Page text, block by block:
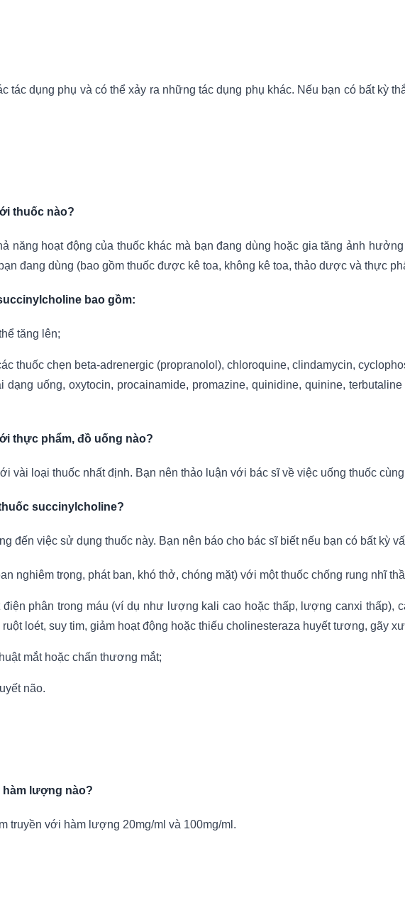
tác dụng phụ và có thể xảy ra những tác dụng phụ khác. Nếu bạn có bất kỳ
thuốc nào?
năng hoạt động của thuốc khác mà bạn đang dùng hoặc gia tăng ảnh
đang dùng (bao gồm thuốc được kê toa, không kê toa, thảo dược và thực
bao gồm:
tăng lên;
thuốc chẹn beta-adrenergic (propranolol), chloroquine, clindamycin,
dạng uống, oxytocin, procainamide, promazine, quinidine, quinine,
thực phẩm, đồ uống nào?
vài loại thuốc nhất định. Bạn nên thảo luận với bác sĩ về việc uống thuốc
succinylcholine?
đến việc sử dụng thuốc này. Bạn nên báo cho bác sĩ biết nếu bạn có bất kỳ
nghiêm trọng, phát ban, khó thở, chóng mặt) với một thuốc chống rung nhĩ
phân trong máu (ví dụ như lượng kali cao hoặc thấp, lượng canxi thấp),
loét, suy tim, giảm hoạt động hoặc thiếu cholinesteraza huyết tương, gãy
mắt hoặc chấn thương mắt;
não.
lượng nào?
truyền với hàm lượng 20mg/ml và 100mg/ml.